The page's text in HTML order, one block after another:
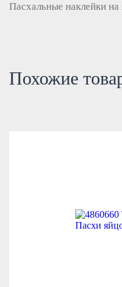
Пасхальные наклейки
Похожие